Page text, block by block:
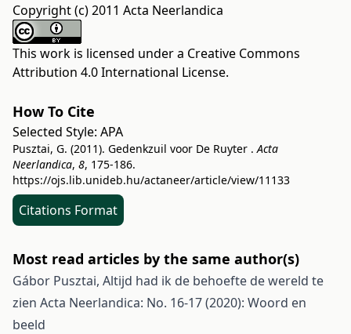
Copyright (c) 2011 Acta Neerlandica
This work is licensed under a Creative Commons
Attribution 4.0 International License.
How To Cite
Selected Style: APA
Pusztai, G. (2011). Gedenkzuil voor De Ruyter .Acta
Neerlandica, 8, 175-186.
https://ojs.lib.unideb.hu/actaneer/article/view/11133
Citations Format
Most read articles by the same author(s)
Gábor Pusztai, Altijd had ik de behoefte de wereld te
zien Acta Neerlandica: No. 16-17 (2020): Woord en
beeld